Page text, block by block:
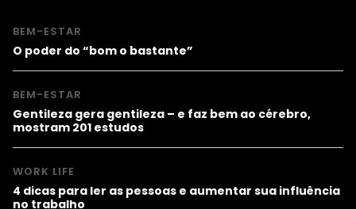
BEM-ESTAR
O poder do “bom o bastante”
BEM-ESTAR
Gentileza gera gentileza – e faz bem ao cérebro,
mostram 201 estudos
WORK LIFE
4 dicas para ler as pessoas e aumentar sua influência
no trabalho